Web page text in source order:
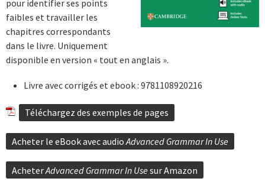
pour identifier ses points
faibles et travailler les
chapitres correspondants
dans le livre. Uniquement
disponible en version « tout en anglais ».
Livre avec corrigés et ebook : 9781108920216
Téléchargez des exemples de pages
Acheter le eBook avec audio Advanced Grammar In Use
AcheterAdvanced Grammar In Use sur Amazon